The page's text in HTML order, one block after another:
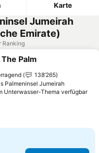
Karte
Jumeirah
Emirate)
Ranking
hinzufügen
Palm
138’265
Palmeninsel Jumeirah
Unterwasser-Thema verfügbar